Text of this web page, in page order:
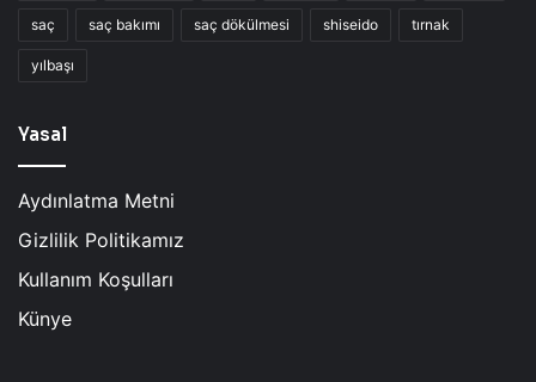
saç saç bakımı saç dökülmesi shiseido tırnak
yılbaşı
Yasal
Aydınlatma Metni
Gizlilik Politikamız
Kullanım Koşulları
Künye